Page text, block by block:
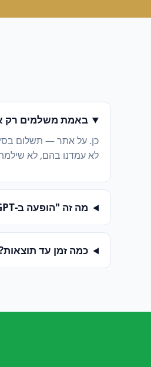
באמת משלמים רק
כן. על אתר — תשלום
לא עמדנו בהם, לא
מה זה "הופעה ב-ChatGPT"?
כמה זמן עד